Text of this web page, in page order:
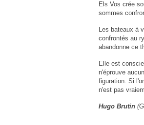
Els Vos crée
sommes
Les bateaux à
confrontés au
abandonne ce
Elle est
n'éprouve
figuration. Si
n'est pas
Hugo Brutin